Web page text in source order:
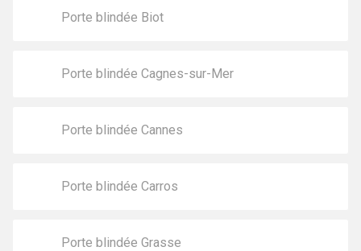
Porte blindée Biot
Porte blindée Cagnes-sur-Mer
Porte blindée Cannes
Porte blindée Carros
Porte blindée Grasse